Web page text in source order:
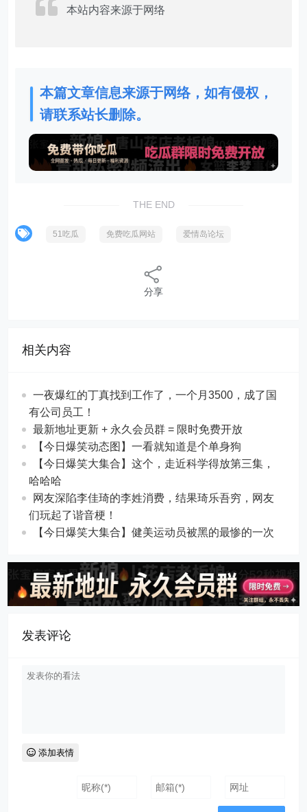
本站内容来源于网络
本篇文章信息来源于网络，如有侵权，
请联系站长删除。
THE END
51吃瓜 免费吃瓜网站 爱情岛论坛
分享
相关内容
一夜爆红的丁真找到工作了，一个月3500，成了国
有公司员工！
最新地址更新 + 永久会员群 = 限时免费开放
【今日爆笑动态图】一看就知道是个单身狗
【今日爆笑大集合】这个，走近科学得放第三集，
哈哈哈
网友深陷李佳琦的李姓消费，结果琦乐吾穷，网友
们玩起了谐音梗！
【今日爆笑大集合】​健美运动员被黑的最惨的一次
发表评论
添加表情